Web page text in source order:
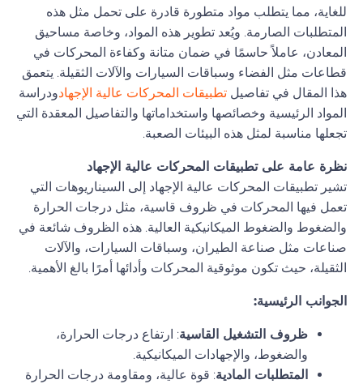
للغاية، مما يتطلب مواد متطورة قادرة على تحمل مثل هذه
المتطلبات الصارمة. ويُعد تطوير هذه المواد، وخاصة مساحيق
المعادن، عاملاً حاسمًا في ضمان متانة وكفاءة المحركات في
قطاعات مثل الفضاء وسباقات السيارات والآلات الثقيلة. يتعمق
هذا المقال في تفاصيل تطبيقات المحركات عالية الإجهادودراسة
المواد الرئيسية وخصائصها واستخداماتها والتفاصيل المعقدة التي
تجعلها مناسبة لمثل هذه البيئات الصعبة.
نظرة عامة على تطبيقات المحركات عالية الإجهاد
تشير تطبيقات المحركات عالية الإجهاد إلى السيناريوهات التي
تعمل فيها المحركات في ظروف قاسية، مثل درجات الحرارة
والضغوط والضغوط الميكانيكية العالية. هذه الظروف شائعة في
صناعات مثل صناعة الطيران، وسباقات السيارات، والآلات
الثقيلة، حيث تكون موثوقية المحركات وأدائها أمرًا بالغ الأهمية.
الجوانب الرئيسية:
ظروف التشغيل القاسية: ارتفاع درجات الحرارة،
والضغوط، والإجهادات الميكانيكية.
المتطلبات المادية: قوة عالية، ومقاومة درجات الحرارة